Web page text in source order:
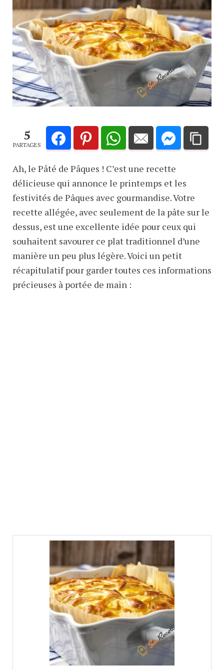
5
PARTAGES
Ah, le Pâté de Pâques ! C’est une recette
délicieuse qui annonce le printemps et les
festivités de Pâques avec gourmandise. Votre
recette allégée, avec seulement de la pâte sur le
dessus, est une excellente idée pour ceux qui
souhaitent savourer ce plat traditionnel d’une
manière un peu plus légère. Voici un petit
récapitulatif pour garder toutes ces informations
précieuses à portée de main :